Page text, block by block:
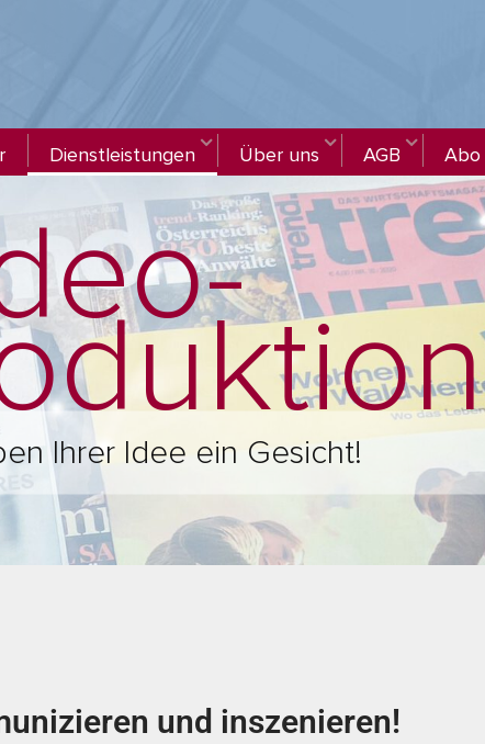
Dienstleistungen Über uns AGB Abo
Ihrer Idee ein Gesicht!
und inszenieren!